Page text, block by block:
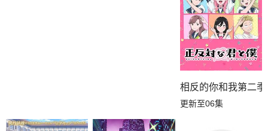
相反的你和我第二季
更新至06集